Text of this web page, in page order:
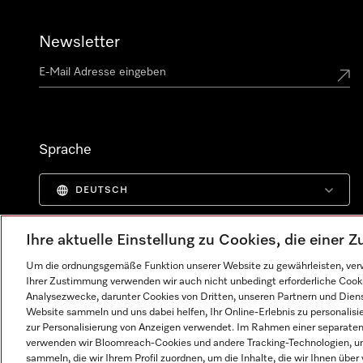
Newsletter
Sprache
DEUTSCH
Ihre aktuelle Einstellung zu Cookies, die einer
Um die ordnungsgemäße Funktion unserer Website zu gewährleisten,
Ihrer Zustimmung verwenden wir auch nicht unbedingt erforderliche
Analysezwecke, darunter Cookies von Dritten, unseren Partnern und
Website sammeln und uns dabei helfen, Ihr Online-Erlebnis zu
zur Personalisierung von Anzeigen verwendet. Im Rahmen einer
verwenden wir Bloomreach-Cookies und andere Tracking-Technologien,
sammeln, die wir Ihrem Profil zuordnen, um die Inhalte, die wir Ihnen